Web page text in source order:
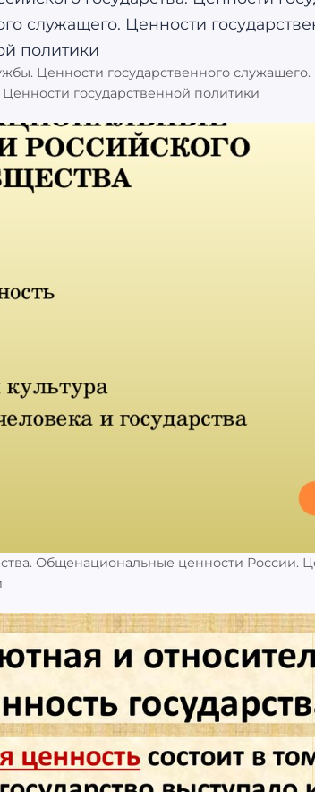
Ценности государственного
государственной политики
Общенациональные ценности России.